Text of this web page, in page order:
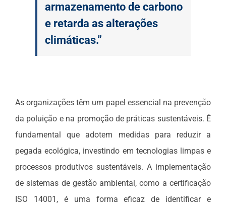
armazenamento de carbono
e retarda as alterações
climáticas.”
As organizações têm um papel essencial na prevenção
da poluição e na promoção de práticas sustentáveis. É
fundamental que adotem medidas para reduzir a
pegada ecológica, investindo em tecnologias limpas e
processos produtivos sustentáveis. A implementação
de sistemas de gestão ambiental, como a certificação
ISO 14001, é uma forma eficaz de identificar e